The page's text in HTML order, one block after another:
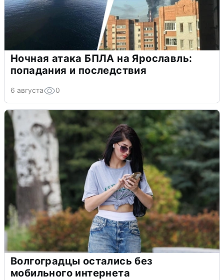
Ночная атака БПЛА на Ярославль:
попадания и последствия
6 августа 0
Волгоградцы остались без
мобильного интернета